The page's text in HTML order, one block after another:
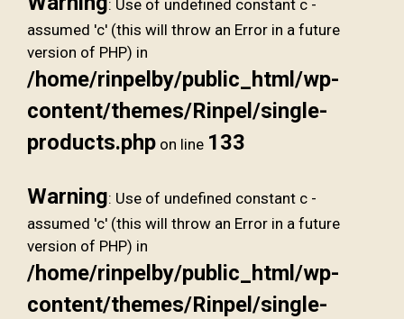
: Use of undefined constant c -
assumed 'c' (this will throw an Error in a future
version of PHP) in
/home/rinpelby/public_html/wp-
content/themes/Rinpel/single-
products.php on line 133
Warning: Use of undefined constant c -
assumed 'c' (this will throw an Error in a future
version of PHP) in
/home/rinpelby/public_html/wp-
content/themes/Rinpel/single-